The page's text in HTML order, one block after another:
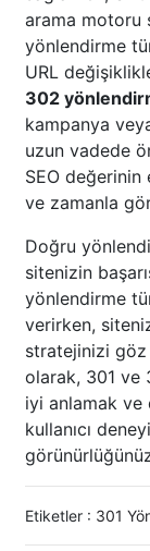
arama motoru
yönlendirme
URL
302
kampanya
uzun vadede
SEO değerinin
ve zamanla
Doğru
sitenizin
yönlendirme
verirken,
stratejinizi göz
olarak, 301 ve
iyi anlamak ve
kullanıcı
Etiketler : 301